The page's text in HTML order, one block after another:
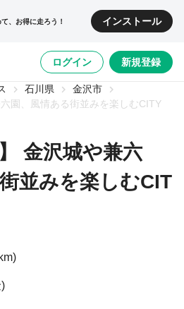
、お得に走ろう！ インストール
ログイン 新規登録
1/0
石川県
金沢市
園、風情ある街並みを楽しむCITY
金沢城や兼六
並みを楽しむCIT